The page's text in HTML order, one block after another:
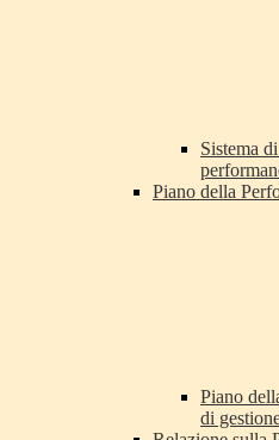
Sistema
Piano della
Piano
di